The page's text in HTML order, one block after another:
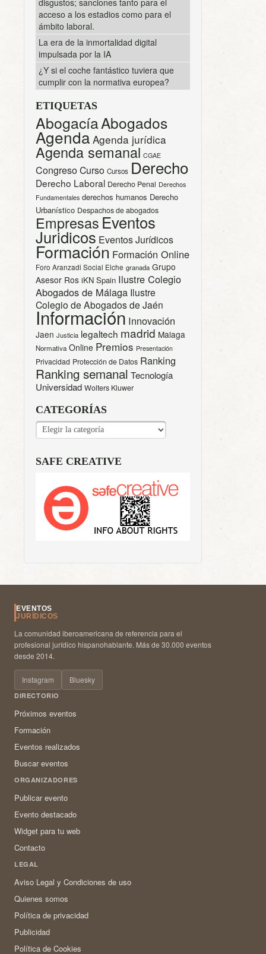
acceso a los estadios como para el
ámbito laboral.
La era de la inmortalidad digital
impulsada por la IA
¿Y si el coche fantástico tuviera que
cumplir con la normativa europea?
ETIQUETAS
AbogacíaAbogados
Agenda Agenda jurídica
Agenda semanal CGAE
CongresoCurso Cursos Derecho
Derecho Laboral Derecho Penal Derechos
Fundamentales derechos humanos Derecho
Urbanístico Despachos de abogados
Empresas Eventos
Juridicos Eventos Jurídicos
Formación Formación Online
Foro Aranzadi Social Elche granada Grupo
Asesor Ros iKN Spain Ilustre Colegio
Abogados de Málaga Ilustre
Colegio de Abogados de Jaén
Información Innovación
Jaen Justicia legaltech madrid Malaga
Normativa Online Premios Presentación
Privacidad Protección de Datos Ranking
Ranking semanal Tecnología
Universidad Wolters Kluwer
CATEGORÍAS
CATEGORÍAS
SAFE CREATIVE
EVENTOS
JURÍDICOS
La comunidad iberoamericana de referencia para el
profesional jurídico hispanohablante. Más de 30.000 eventos
desde 2014.
Instagram Bluesky
DIRECTORIO
Próximos eventos
Formación
Eventos realizados
Buscar eventos
ORGANIZADORES
Publicar evento
Evento destacado
Widget para tu web
Contacto
LEGAL
Aviso Legal y Condiciones de uso
Quienes somos
Política de privacidad
Publicidad
Política de Cookies